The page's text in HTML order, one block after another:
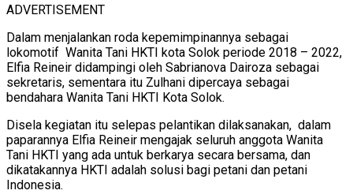
ADVERTISEMENT
Dalam menjalankan roda kepemimpinannya sebagai
lokomotif Wanita Tani HKTI kota Solok periode 2018 – 2022,
Elfia Reineir didampingi oleh Sabrianova Dairoza sebagai
sekretaris, sementara itu Zulhani dipercaya sebagai
bendahara Wanita Tani HKTI Kota Solok.
Disela kegiatan itu selepas pelantikan dilaksanakan, dalam
paparannya Elfia Reineir mengajak seluruh anggota Wanita
Tani HKTI yang ada untuk berkarya secara bersama, dan
dikatakannya HKTI adalah solusi bagi petani dan petani
Indonesia.